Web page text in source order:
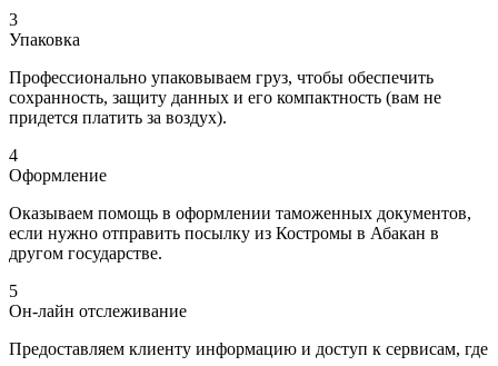
3
Упаковка
Профессионально упаковываем груз, чтобы обеспечить
сохранность, защиту данных и его компактность (вам не
придется платить за воздух).
4
Оформление
Оказываем помощь в оформлении таможенных документов,
если нужно отправить посылку из Костромы в Абакан в
другом государстве.
5
Он-лайн отслеживание
Предоставляем клиенту информацию и доступ к сервисам, где